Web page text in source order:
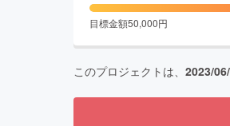
目標金額50,000円
このプロジェクトは、 2023/